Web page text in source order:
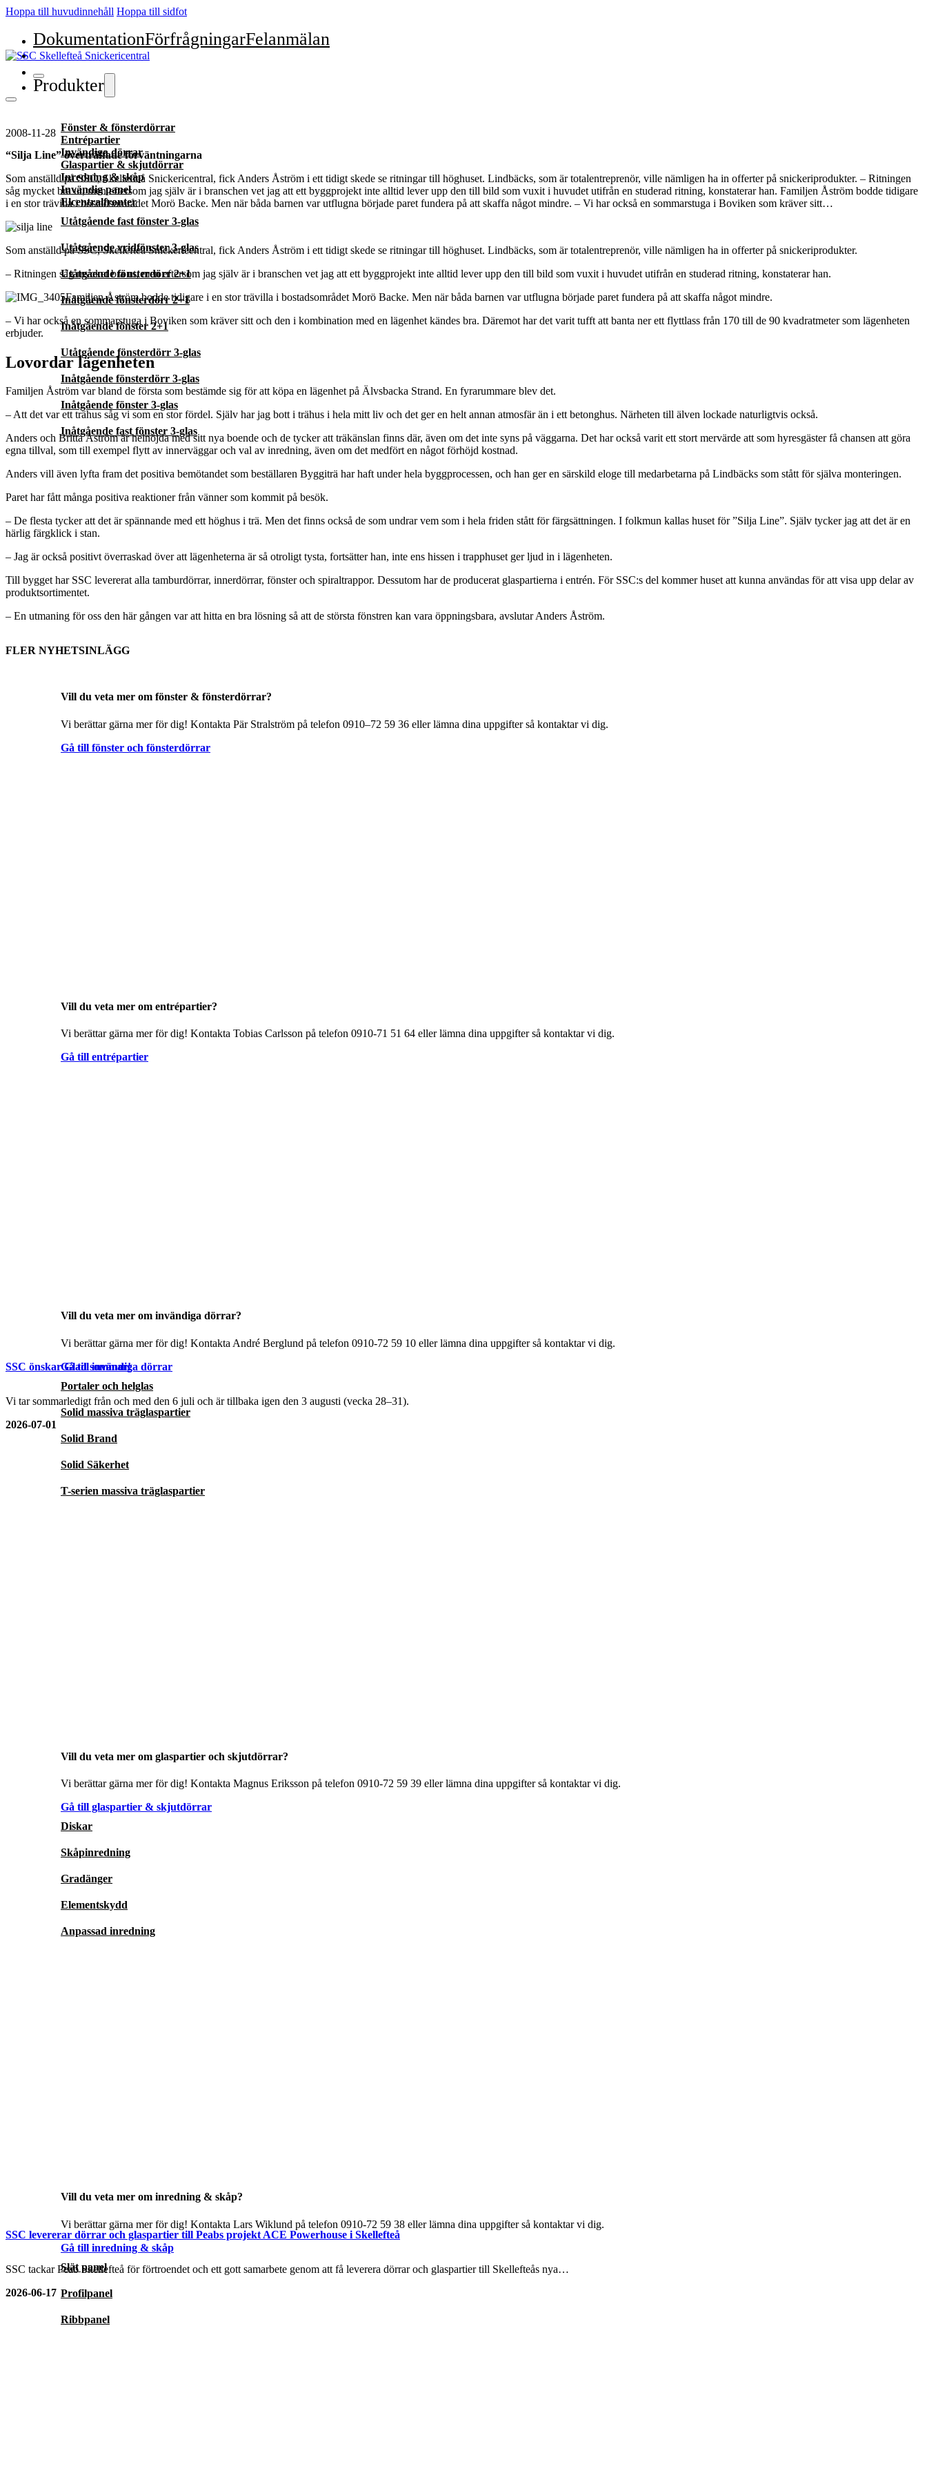
Hoppa till huvudinnehåll Hoppa till sidfot
DokumentationFörfrågningarFelanmälan
Produkter
Fönster & fönsterdörrar
Entrépartier
Invändiga dörrar
Glaspartier & skjutdörrar
Inredning & skåp
Invändig panel
Elcentralfronter
Utåtgående fast fönster 3-glas
Utåtgående vridfönster 3-glas
Utåtgående fönsterdörr 2+1
Inåtgående fönsterdörr 2+1
Inåtgående fönster 2+1
Utåtgående fönsterdörr 3-glas
Inåtgående fönsterdörr 3-glas
Inåtgående fönster 3-glas
Inåtgående fast fönster 3-glas
Vill du veta mer om fönster & fönsterdörrar?
Vi berättar gärna mer för dig! Kontakta Pär Stralström på telefon 0910–72 59 36 eller lämna dina uppgifter så kontaktar vi dig.
Gå till fönster och fönsterdörrar
Vill du veta mer om entrépartier?
Vi berättar gärna mer för dig! Kontakta Tobias Carlsson på telefon 0910-71 51 64 eller lämna dina uppgifter så kontaktar vi dig.
Gå till entrépartier
Vill du veta mer om invändiga dörrar?
Vi berättar gärna mer för dig! Kontakta André Berglund på telefon 0910-72 59 10 eller lämna dina uppgifter så kontaktar vi dig.
Gå till invändiga dörrar
Portaler och helglas
Solid massiva träglaspartier
Solid Brand
Solid Säkerhet
T-serien massiva träglaspartier
Vill du veta mer om glaspartier och skjutdörrar?
Vi berättar gärna mer för dig! Kontakta Magnus Eriksson på telefon 0910-72 59 39 eller lämna dina uppgifter så kontaktar vi dig.
Gå till glaspartier & skjutdörrar
Diskar
Skåpinredning
Gradänger
Elementskydd
Anpassad inredning
Vill du veta mer om inredning & skåp?
Vi berättar gärna mer för dig! Kontakta Lars Wiklund på telefon 0910-72 59 38 eller lämna dina uppgifter så kontaktar vi dig.
Gå till inredning & skåp
Slät panel
Profilpanel
Ribbpanel
2008-11-28
“Silja Line” överträffade förväntningarna
Som anställd på SSC, Skellefteå Snickericentral, fick Anders Åström i ett tidigt skede se ritningar till höghuset. Lindbäcks, som är totalentreprenör, ville nämligen ha in offerter på snickeriprodukter. – Ritningen
såg mycket bra ut, men eftersom jag själv är i branschen vet jag att ett byggprojekt inte alltid lever upp den till bild som vuxit i huvudet utifrån en studerad ritning, konstaterar han. Familjen Åström bodde tidigare
i en stor trävilla i bostadsområdet Morö Backe. Men när båda barnen var utflugna började paret fundera på att skaffa något mindre. – Vi har också en sommarstuga i Boviken som kräver sitt…
Som anställd på SSC, Skellefteå Snickericentral, fick Anders Åström i ett tidigt skede se ritningar till höghuset. Lindbäcks, som är totalentreprenör, ville nämligen ha in offerter på snickeriprodukter.
– Ritningen såg mycket bra ut, men eftersom jag själv är i branschen vet jag att ett byggprojekt inte alltid lever upp den till bild som vuxit i huvudet utifrån en studerad ritning, konstaterar han.
Familjen Åström bodde tidigare i en stor trävilla i bostadsområdet Morö Backe. Men när båda barnen var utflugna började paret fundera på att skaffa något mindre.
– Vi har också en sommarstuga i Boviken som kräver sitt och den i kombination med en lägenhet kändes bra. Däremot har det varit tufft att banta ner ett flyttlass från 170 till de 90 kvadratmeter som lägenheten
erbjuder.
Lovordar lägenheten
Familjen Åström var bland de första som bestämde sig för att köpa en lägenhet på Älvsbacka Strand. En fyrarummare blev det.
– Att det var ett trähus såg vi som en stor fördel. Själv har jag bott i trähus i hela mitt liv och det ger en helt annan atmosfär än i ett betonghus. Närheten till älven lockade naturligtvis också.
Anders och Britta Åström är helnöjda med sitt nya boende och de tycker att träkänslan finns där, även om det inte syns på väggarna. Det har också varit ett stort mervärde att som hyresgäster få chansen att göra
egna tillval, som till exempel flytt av innerväggar och val av inredning, även om det medfört en något förhöjd kostnad.
Anders vill även lyfta fram det positiva bemötandet som beställaren Byggiträ har haft under hela byggprocessen, och han ger en särskild eloge till medarbetarna på Lindbäcks som stått för själva monteringen.
Paret har fått många positiva reaktioner från vänner som kommit på besök.
– De flesta tycker att det är spännande med ett höghus i trä. Men det finns också de som undrar vem som i hela friden stått för färgsättningen. I folkmun kallas huset för ”Silja Line”. Själv tycker jag att det är en
härlig färgklick i stan.
– Jag är också positivt överraskad över att lägenheterna är så otroligt tysta, fortsätter han, inte ens hissen i trapphuset ger ljud in i lägenheten.
Till bygget har SSC levererat alla tamburdörrar, innerdörrar, fönster och spiraltrappor. Dessutom har de producerat glaspartierna i entrén. För SSC:s del kommer huset att kunna användas för att visa upp delar av
produktsortimentet.
– En utmaning för oss den här gången var att hitta en bra lösning så att de största fönstren kan vara öppningsbara, avslutar Anders Åström.
FLER NYHETSINLÄGG
SSC önskar Glad sommar!
Vi tar sommarledigt från och med den 6 juli och är tillbaka igen den 3 augusti (vecka 28–31).
2026-07-01
SSC levererar dörrar och glaspartier till Peabs projekt ACE Powerhouse i Skellefteå
SSC tackar Peab Skellefteå för förtroendet och ett gott samarbete genom att få leverera dörrar och glaspartier till Skellefteås nya…
2026-06-17